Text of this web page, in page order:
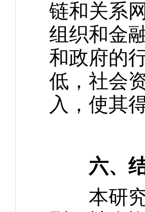
链和关系
组织和金
和政府的
低，社会
入，使其
六、
本研究